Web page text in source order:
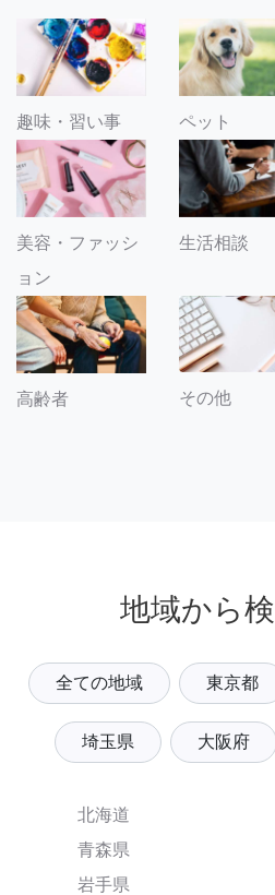
趣味・習い事 ペット
美容・ファッシ
ョン
生活相談
高齢者 その他
地域から
全ての地域 東京都
埼玉県 大阪府
北海道
青森県
岩手県